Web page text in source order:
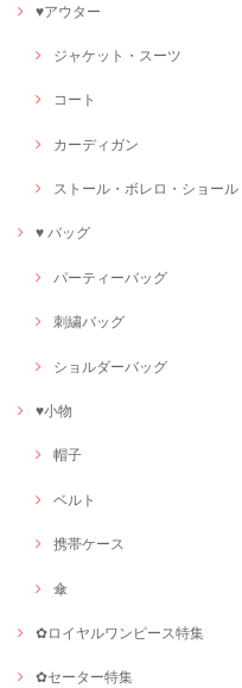
♥アウター
ジャケット・スーツ
コート
カーディガン
ストール・ボレロ・ショール
♥ バッグ
パーティーバッグ
刺繍バッグ
ショルダーバッグ
♥小物
帽子
ベルト
携帯ケース
傘
✿ロイヤルワンピース特集
✿セーター特集